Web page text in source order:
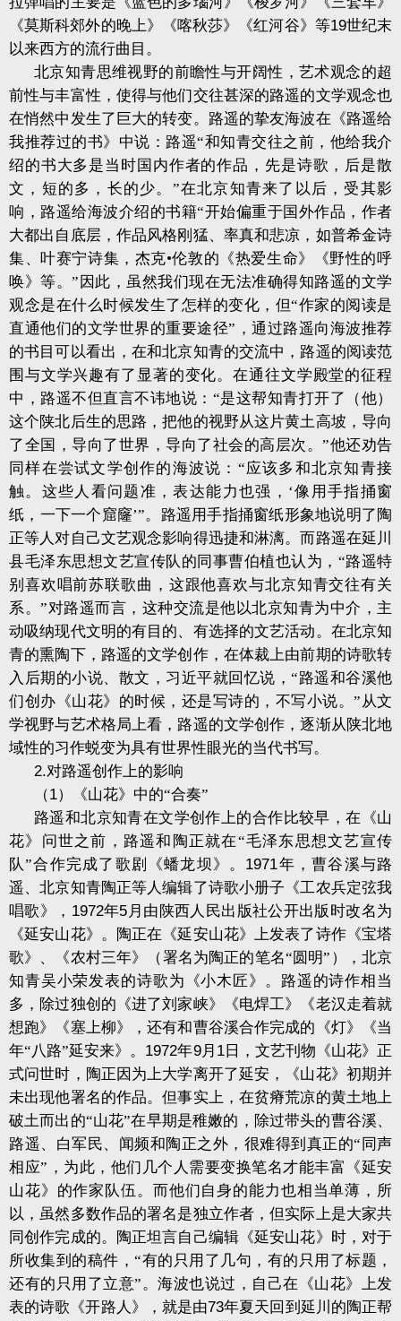
《莫斯科郊外的晚上》《喀秋莎》《红河谷》等19世纪末
以来西方的流行曲目。
北京知青思维视野的前瞻性与开阔性，艺术观念的超
前性与丰富性，使得与他们交往甚深的路遥的文学观念也
在悄然中发生了巨大的转变。路遥的挚友海波在《路遥给
我推荐过的书》中说：路遥“和知青交往之前，他给我介
绍的书大多是当时国内作者的作品，先是诗歌，后是散
文，短的多，长的少。”在北京知青来了以后，受其影
响，路遥给海波介绍的书籍“开始偏重于国外作品，作者
大都出自底层，作品风格刚猛、率真和悲凉，如普希金诗
集、叶赛宁诗集，杰克•伦敦的《热爱生命》《野性的呼
唤》等。”因此，虽然我们现在无法准确得知路遥的文学
观念是在什么时候发生了怎样的变化，但“作家的阅读是
直通他们的文学世界的重要途径”，通过路遥向海波推荐
的书目可以看出，在和北京知青的交流中，路遥的阅读范
围与文学兴趣有了显著的变化。在通往文学殿堂的征程
中，路遥不但直言不讳地说：“是这帮知青打开了（他）
这个陕北后生的思路，把他的视野从这片黄土高坡，导向
了全国，导向了世界，导向了社会的高层次。”他还劝告
同样在尝试文学创作的海波说：“应该多和北京知青接
触。这些人看问题准，表达能力也强，‘像用手指捅窗
纸，一下一个窟窿’”。路遥用手指捅窗纸形象地说明了陶
正等人对自己文艺观念影响得迅捷和淋漓。而路遥在延川
县毛泽东思想文艺宣传队的同事曹伯植也认为，“路遥特
别喜欢唱前苏联歌曲，这跟他喜欢与北京知青交往有关
系。”对路遥而言，这种交流是他以北京知青为中介，主
动吸纳现代文明的有目的、有选择的文艺活动。在北京知
青的熏陶下，路遥的文学创作，在体裁上由前期的诗歌转
入后期的小说、散文，习近平就回忆说，“路遥和谷溪他
们创办《山花》的时候，还是写诗的，不写小说。”从文
学视野与艺术格局上看，路遥的文学创作，逐渐从陕北地
域性的习作蜕变为具有世界性眼光的当代书写。
2.对路遥创作上的影响
（1）《山花》中的“合奏”
路遥和北京知青在文学创作上的合作比较早，在《山
花》问世之前，路遥和陶正就在“毛泽东思想文艺宣传
队”合作完成了歌剧《蟠龙坝》。 1971年，曹谷溪与路
遥、北京知青陶正等人编辑了诗歌小册子《工农兵定弦我
唱歌》， 1972年5 月由陕西人民出版社公开出版时改名为
《延安山花》。陶正在《延安山花》上发表了诗作《宝塔
歌》、《农村三年》（署名为陶正的笔名“圆明”），北京
知青吴小荣发表的诗歌为《小木匠》。路遥的诗作相当
多，除过独创的《进了刘家峡》《电焊工》《老汉走着就
想跑》《塞上柳》，还有和曹谷溪合作完成的《灯》《当
年“八路”延安来》。 1972年9月 1日，文艺刊物《山花》正
式问世时，陶正因为上大学离开了延安，《山花》初期并
未出现他署名的作品。但事实上，在贫瘠荒凉的黄土地上
破土而出的“山花”在早期是稚嫩的，除过带头的曹谷溪、
路遥、白军民、闻频和陶正之外，很难得到真正的“同声
相应”，为此，他们几个人需要变换笔名才能丰富《延安
山花》的作家队伍。而他们自身的能力也相当单薄，所
以，虽然多数作品的署名是独立作者，但实际上是大家共
同创作完成的。陶正坦言自己编辑《延安山花》时，对于
所收集到的稿件，“有的只用了几句，有的只用了标题，
还有的只用了立意”。海波也说过，自己在《山花》上发
表的诗歌《开路人》，就是由73年夏天回到延川的陶正帮